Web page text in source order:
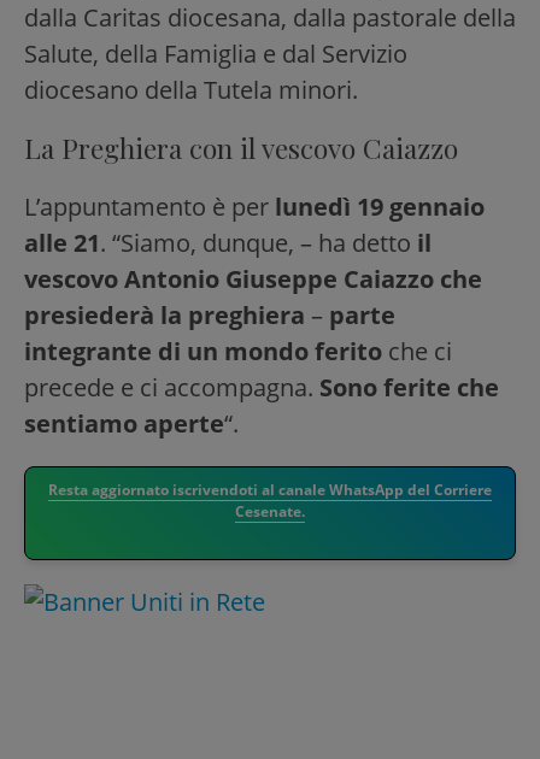
dalla Caritas diocesana, dalla pastorale della
Salute, della Famiglia e dal Servizio
diocesano della Tutela minori.
La Preghiera con il vescovo Caiazzo
L’appuntamento è per lunedì 19 gennaio
alle 21. “Siamo, dunque, – ha detto il
vescovo Antonio Giuseppe Caiazzo che
presiederà la preghiera – parte
integrante di un mondo ferito che ci
precede e ci accompagna. Sono ferite che
sentiamo aperte“.
Resta aggiornato iscrivendoti al canale WhatsApp del Corriere
Cesenate.